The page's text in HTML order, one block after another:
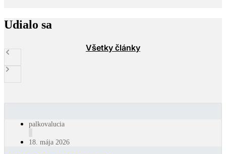
Udialo sa
Všetky články
palkovalucia
18. mája 2026